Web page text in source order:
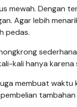
mewah. Dengan
Agar lebih
pedas.
kali hanya
membuat
tambahan